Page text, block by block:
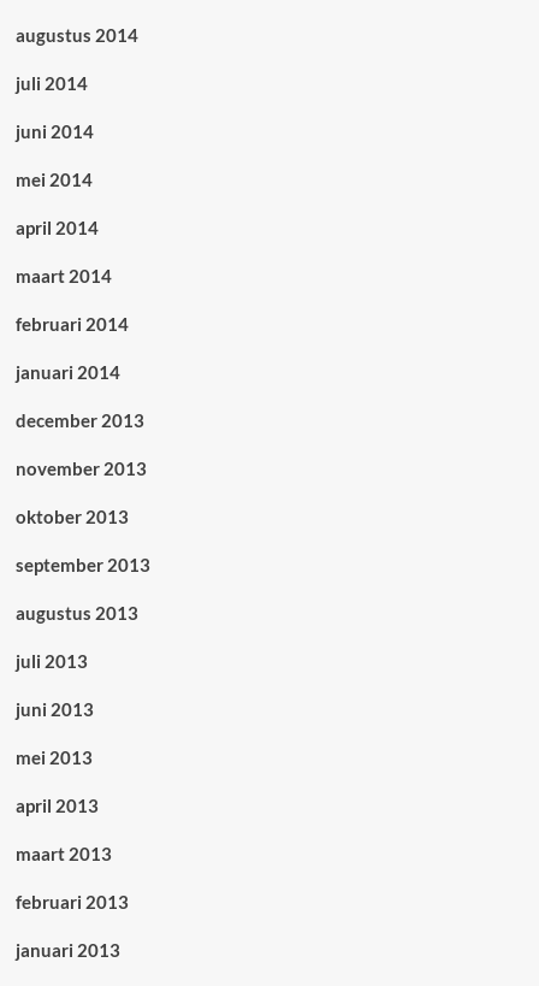
augustus 2014
juli 2014
juni 2014
mei 2014
april 2014
maart 2014
februari 2014
januari 2014
december 2013
november 2013
oktober 2013
september 2013
augustus 2013
juli 2013
juni 2013
mei 2013
april 2013
maart 2013
februari 2013
januari 2013